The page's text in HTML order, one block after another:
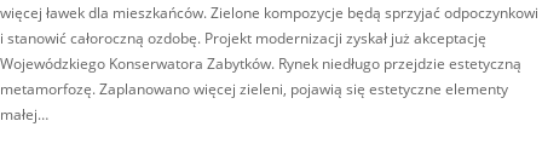
więcej ławek dla mieszkańców. Zielone kompozycje będą sprzyjać odpoczynkowi
i stanowić całoroczną ozdobę. Projekt modernizacji zyskał już akceptację
Wojewódzkiego Konserwatora Zabytków. Rynek niedługo przejdzie estetyczną
metamorfozę. Zaplanowano więcej zieleni, pojawią się estetyczne elementy
małej…